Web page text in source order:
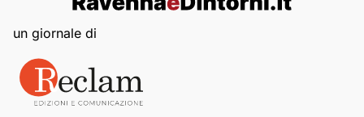
un giornale di